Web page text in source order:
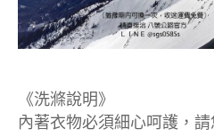
《洗滌說明》
內著衣物必須細心呵護，請